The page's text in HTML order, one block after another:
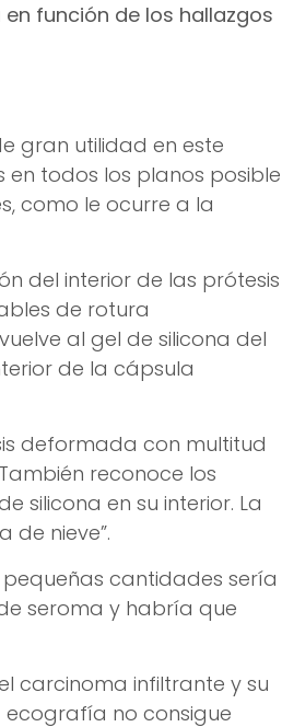
función de los hallazgos
gran utilidad en este
todos los planos posible
como le ocurre a la
del interior de las prótesis
de rotura
al gel de silicona del
de la cápsula
deformada con multitud
reconoce los
silicona en su interior. La
de nieve”.
cantidades sería
seroma y habría que
carcinoma infiltrante y su
ecografía no consigue